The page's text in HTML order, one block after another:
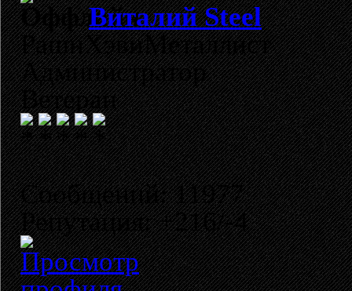
Виталий Steel
РашнХэвиМеталлист
Администратор
Ветеран
Сообщений: 11977
Репутация: +216/-4